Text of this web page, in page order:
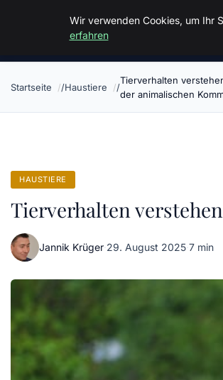
Malzminden
Startseite Haustiere
Tierverhalten
der animalischen
HAUSTIERE
Tierverhalten
Jannik Krüger·29. August 2025·7 min
Wir verwenden Cookies, um Ihr
erfahren